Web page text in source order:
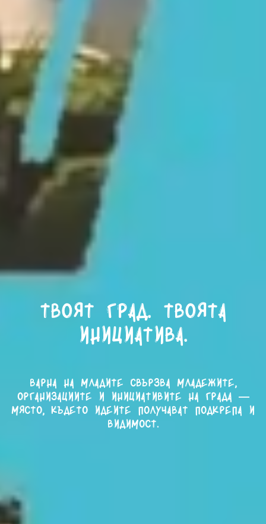
Твоят град. Твоята
инициатива.
Варна на младите свързва младежите,
организациите и инициативите на града —
място, където идеите получават подкрепа и
видимост.